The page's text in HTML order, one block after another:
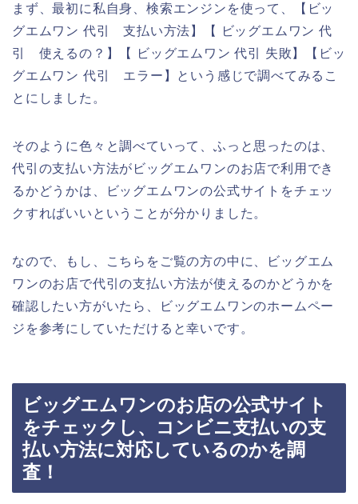
まず、最初に私自身、検索エンジンを使って、【ビッ
グエムワン 代引 支払い方法】【 ビッグエムワン 代
引 使えるの？】【 ビッグエムワン 代引 失敗】【ビッ
グエムワン 代引 エラー】という感じで調べてみるこ
とにしました。
そのように色々と調べていって、ふっと思ったのは、
代引の支払い方法がビッグエムワンのお店で利用でき
るかどうかは、ビッグエムワンの公式サイトをチェッ
クすればいいということが分かりました。
なので、もし、こちらをご覧の方の中に、ビッグエム
ワンのお店で代引の支払い方法が使えるのかどうかを
確認したい方がいたら、ビッグエムワンのホームペー
ジを参考にしていただけると幸いです。
ビッグエムワンのお店の公式サイト
をチェックし、コンビニ支払いの支
払い方法に対応しているのかを調
査！